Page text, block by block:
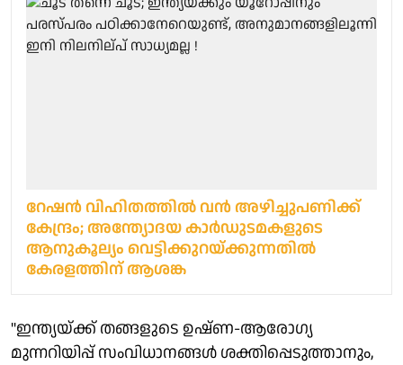
റേഷന്‍ വിഹിതത്തില്‍ വന്‍ അഴിച്ചുപണിക്ക്
കേന്ദ്രം; അന്ത്യോദയ കാര്‍ഡുടമകളുടെ
ആനുകൂല്യം വെട്ടിക്കുറയ്ക്കുന്നതില്‍
കേരളത്തിന് ആശങ്ക
"ഇന്ത്യയ്ക്ക് തങ്ങളുടെ ഉഷ്ണ-ആരോഗ്യ
മുന്നറിയിപ്പ് സംവിധാനങ്ങൾ ശക്തിപ്പെടുത്താനും,